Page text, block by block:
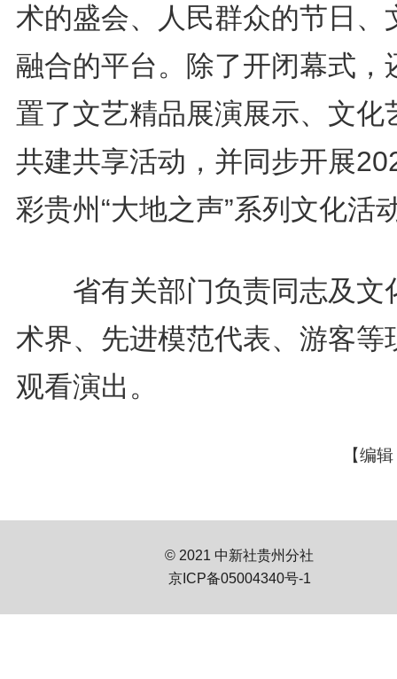
术的盛会、人民群众的节日、
融合的平台。除了开闭幕式，
置了文艺精品展演展示、文化
共建共享活动，并同步开展
彩贵州“大地之声”系列文化活
省有关部门负责同志及文
术界、先进模范代表、游客等
观看演出。
【编
© 2021 中新社贵州分社
京ICP备05004340号-1